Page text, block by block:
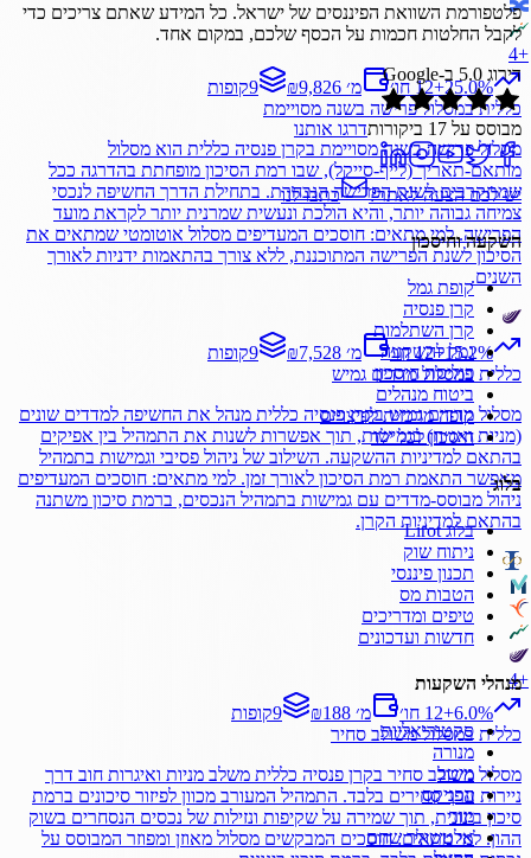
+
4
+25.0% 12 חו׳ ₪9,826 מ׳ 9קופות
כלליתבמסלולפרישה בשנה מסויימת
מסלול פרישה בשנה מסויימת בקרן פנסיה כללית הוא מסלול
מותאם-תאריך (לייף-סייקל), שבו רמת הסיכון מופחתת בהדרגה ככל
שמתקרבים לשנת הפרישה הנבחרת. בתחילת הדרך החשיפה לנכסי
צמיחה גבוהה יותר, והיא הולכת ונעשית שמרנית יותר לקראת מועד
הפרישה. למי מתאים: חוסכים המעדיפים מסלול אוטומטי שמתאים את
הסיכון לשנת הפרישה המתוכננת, ללא צורך בהתאמות ידניות לאורך
השנים.
+15.2% 12 חו׳ ₪7,528 מ׳ 9קופות
כללית במסלולמדדים גמיש
מסלול מדדים גמיש בקרן פנסיה כללית מנהל את החשיפה למדדים שונים
(מניות ואג״ח) בגמישות, תוך אפשרות לשנות את התמהיל בין אפיקים
בהתאם למדיניות ההשקעה. השילוב של ניהול פסיבי וגמישות בתמהיל
מאפשר התאמת רמת הסיכון לאורך זמן. למי מתאים: חוסכים המעדיפים
ניהול מבוסס-מדדים עם גמישות בתמהיל הנכסים, ברמת סיכון משתנה
בהתאם למדיניות הקרן.
+
4
+6.0% 12 חו׳ ₪188 מ׳ 9קופות
כללית במסלולמשולב סחיר
מסלול משולב סחיר בקרן פנסיה כללית משלב מניות ואיגרות חוב דרך
ניירות ערך סחירים בלבד. התמהיל המעורב מכוון לפיזור סיכונים ברמת
סיכון בינונית, תוך שמירה על שקיפות ונזילות של נכסים הנסחרים בשוק
ההון. למי מתאים: חוסכים המבקשים מסלול מאוזן ומפוזר המבוסס על
פלטפורמת השוואת הפיננסים של ישראל. כל המידע שאתם צריכים כדי
לקבל החלטות חכמות על הכסף שלכם, במקום אחד.
דירוג 5.0 ב-Google
מבוסס על 17 ביקורותדרגו אותנו
יש לכם הצעה לאתר? כתבו לנו
השקעה וחיסכון
קופת גמל
קרן פנסיה
קרן השתלמות
גמל להשקעה
פוליסת חיסכון
ביטוח מנהלים
קופה מרכזית לפיצויים
חיסכון לכל ילד
בלוג
בלוג Lirot
ניתוח שוק
תכנון פיננסי
הטבות מס
טיפים ומדריכים
חדשות ועדכונים
מנהלי השקעות
סקטוריאליות
מנורה
מיטב
הפניקס
מור
אלטשולר שחם